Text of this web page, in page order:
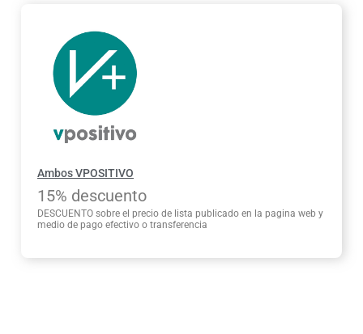
Ambos VPOSITIVO
15% descuento
DESCUENTO sobre el precio de lista publicado en la pagina web y
medio de pago efectivo o transferencia